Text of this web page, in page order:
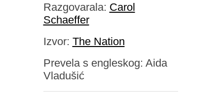
Razgovarala: Carol
Schaeffer
Izvor: The Nation
Prevela s engleskog: Aida
Vladušić